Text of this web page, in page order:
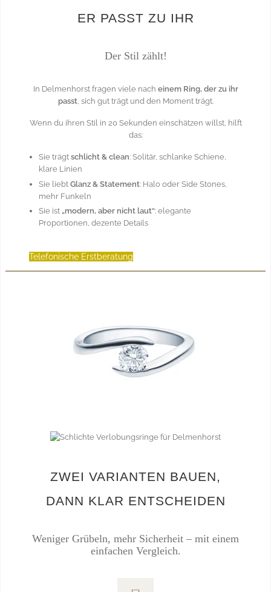
ER PASST ZU IHR
Der Stil zählt!
In Delmenhorst fragen viele nach einem Ring, der zu ihr
passt, sich gut trägt und den Moment trägt.
Wenn du ihren Stil in 20 Sekunden einschätzen willst, hilft
das:
Sie trägtschlicht & clean: Solitär, schlanke Schiene,
klare Linien
Sie liebtGlanz & Statement: Halo oder Side Stones,
mehr Funkeln
Sie ist„modern, aber nicht laut“: elegante
Proportionen, dezente Details
Telefonische Erstberatung
ZWEI VARIANTEN BAUEN,
DANN KLAR ENTSCHEIDEN
Weniger Grübeln, mehr Sicherheit – mit einem
einfachen Vergleich.